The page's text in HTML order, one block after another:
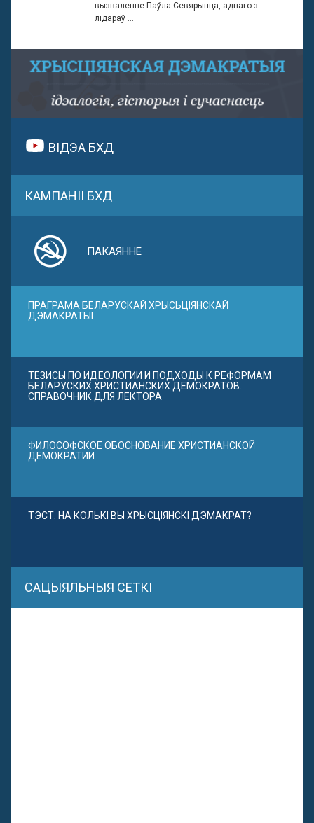
вызваленне Паўла Севярынца, аднаго з
лідараў ...
ВІДЭА БХД
КАМПАНІІ БХД
ПАКАЯННЕ
ПРАГРАМА БЕЛАРУСКАЙ ХРЫСЬЦІЯНСКАЙ
ДЭМАКРАТЫІ
ТЕЗИСЫ ПО ИДЕОЛОГИИ И ПОДХОДЫ К РЕФОРМАМ
БЕЛАРУСКИХ ХРИСТИАНСКИХ ДЕМОКРАТОВ.
СПРАВОЧНИК ДЛЯ ЛЕКТОРА
ФИЛОСОФСКОЕ ОБОСНОВАНИЕ ХРИСТИАНСКОЙ
ДЕМОКРАТИИ
ТЭСТ. НА КОЛЬКІ ВЫ ХРЫСЦІЯНСКІ ДЭМАКРАТ?
САЦЫЯЛЬНЫЯ СЕТКІ